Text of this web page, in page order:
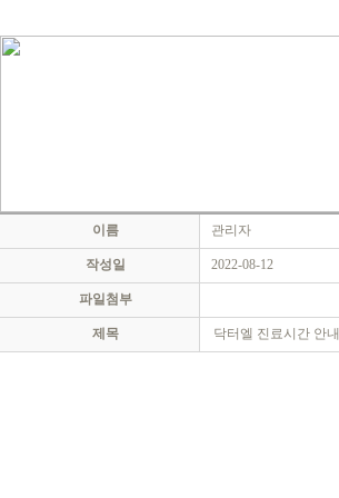
이름 관리자
작성일 2022-08-12
파일첨부
제목 닥터엘 진료시간 안내